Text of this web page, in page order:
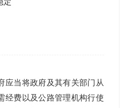
定
应当将政府及其有关部门从
经费以及公路管理机构行使